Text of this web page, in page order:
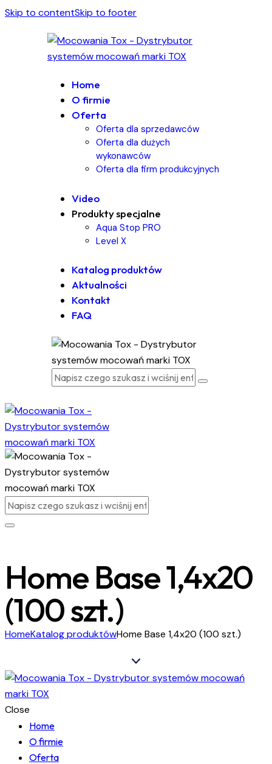
Skip to contentSkip to footer
Home
O firmie
Oferta
Oferta dla sprzedawców
Oferta dla dużych
wykonawców
Oferta dla firm produkcyjnych
Video
Produkty specjalne
Aqua Stop PRO
Level X
Katalog produktów
Aktualności
Kontakt
FAQ
Home Base 1,4x20
(100 szt.)
HomeKatalog produktówHome Base 1,4x20 (100 szt.)
Close
Home
O firmie
Oferta